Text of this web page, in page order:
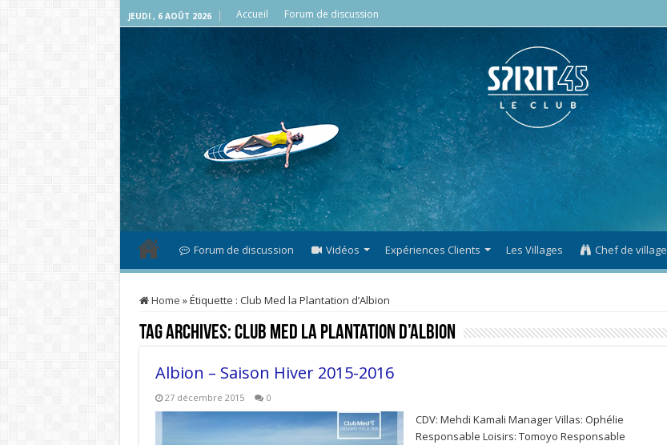
JEUDI , 6 AOÛT 2026 Accueil Forum de discussion
Forum de discussion Vidéos Expériences Clients Les Villages Chef de village
Home »Étiquette : Club Med la Plantation d’Albion
Tag Archives:Club Med la Plantation d’Albion
Albion – Saison Hiver 2015-2016
27 décembre 2015 0
CDV: Mehdi Kamali Manager Villas: Ophélie
Responsable Loisirs: Tomoyo Responsable